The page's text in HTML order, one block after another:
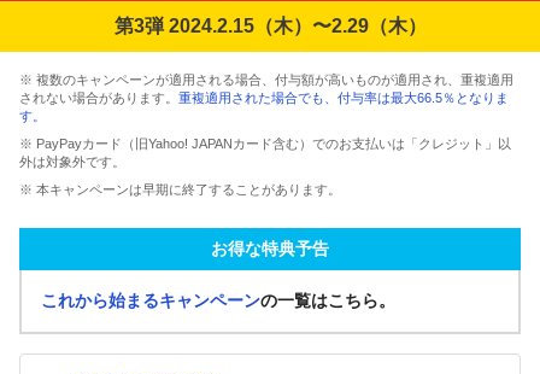
第3弾 2024.2.15（木）〜2.29（木）
※ 複数のキャンペーンが適用される場合、付与額が高いものが適用され、重複適用
されない場合があります。 重複適用された場合でも、付与率は最大66.5％となりま
す。
※ PayPayカード（旧Yahoo! JAPANカード含む）でのお支払いは「クレジット」以
外は対象外です。
※ 本キャンペーンは早期に終了することがあります。
お得な特典予告
これから始まるキャンペーンの一覧はこちら。